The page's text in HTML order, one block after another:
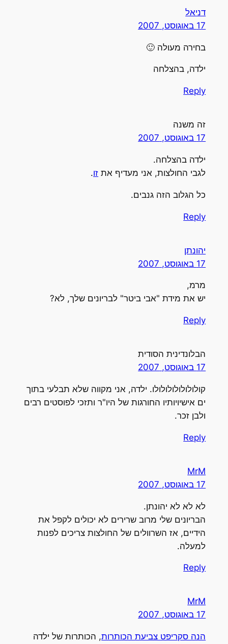
דניאל
17 באוגוסט, 2007
בחירה מעולה 🙂
ילדה, בהצלחה
Reply
זה משנה
17 באוגוסט, 2007
ילדה בהצלחה.
לגבי החולצות, אני מעדיף את זו.
כל הגלוב הזה גנבים.
Reply
יהונתן
17 באוגוסט, 2007
מרמ,
יש את מידת "אבי ביטר" לבריונים שלך, לא?
Reply
הבלונדינית הסודית
17 באוגוסט, 2007
קולולולולולולולו. ילדה, אני מקווה שלא תבלעי בתוך
ים אישיויותיו החורגות של היו"ר ותזכי לפוסטים רבים
ולבן זכר.
Reply
MrM
17 באוגוסט, 2007
לא לא לא יהונתן.
הבריונים שלי מרוב שרירים לא יכולים לקפל את
הידיים, אז השרוולים של החולצות צריכים לפנות
למעלה.
Reply
MrM
17 באוגוסט, 2007
הנה סקריפט צביעת הכותרות, הכותרות של ילדה